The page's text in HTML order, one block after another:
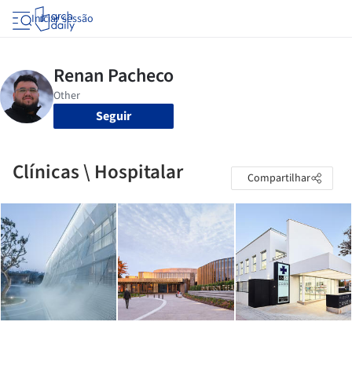
Iniciar sessão
Seguir
Clínicas \ Hospitalar Compartilhar